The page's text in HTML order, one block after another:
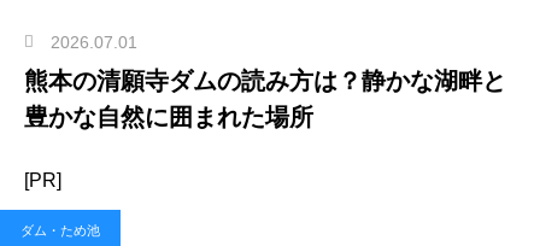
2026.07.01
熊本の清願寺ダムの読み方は？静かな湖畔と
豊かな自然に囲まれた場所
[PR]
ダム・ため池